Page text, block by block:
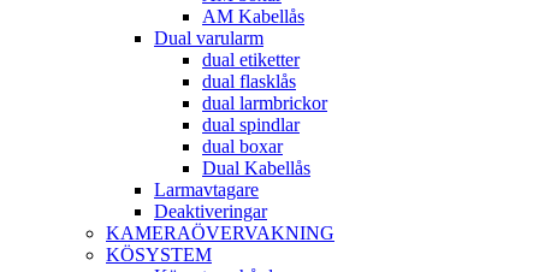
AM Kabellås
Dual varularm
dual etiketter
dual flasklås
dual larmbrickor
dual spindlar
dual boxar
Dual Kabellås
Larmavtagare
Deaktiveringar
KAMERAÖVERVAKNING
KÖSYSTEM